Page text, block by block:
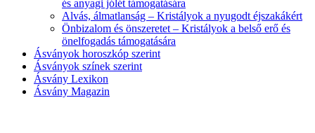
és anyagi jólét támogatására
Alvás, álmatlanság – Kristályok a nyugodt éjszakákért
Önbizalom és önszeretet – Kristályok a belső erő és
önelfogadás támogatására
Ásványok horoszkóp szerint
Ásványok színek szerint
Ásvány Lexikon
Ásvány Magazin